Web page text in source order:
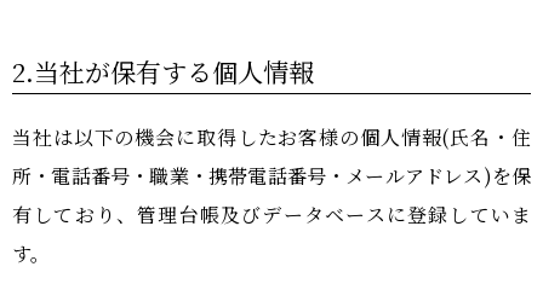
2.当社が保有する個人情報
当社は以下の機会に取得したお客様の個人情報(氏名・住
所・電話番号・職業・携帯電話番号・メールアドレス)を保
有しており、管理台帳及びデータベースに登録していま
す。